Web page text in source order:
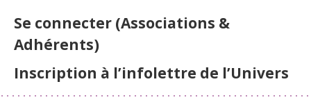
Se connecter (Associations &
Adhérents)
Inscription à l’infolettre de l’Univers